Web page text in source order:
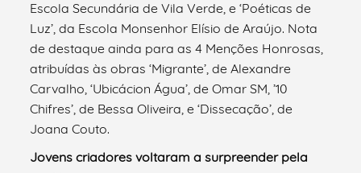
Escola Secundária de Vila Verde, e ‘Poéticas de
Luz’, da Escola Monsenhor Elísio de Araújo. Nota
de destaque ainda para as 4 Menções Honrosas,
atribuídas às obras ‘Migrante’, de Alexandre
Carvalho, ‘Ubicácion Água’, de Omar SM, ’10
Chifres’, de Bessa Oliveira, e ‘Dissecação’, de
Joana Couto.
Jovens criadores voltaram a surpreender pela